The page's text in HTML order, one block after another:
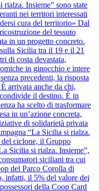
Insieme” sono state
nei territori interessati
cura del territorio» Dal
del tessuto
in un progetto concreto.
Sicilia tra il 19 e il 21
di costa devastata,
in ginocchio e intere
precedenti, la risposta
arrivata anche da chi,
il destino. È in
ha scelto di trasformare
in un’azione concreta,
di solidarietà privata
“La Sicilia si rialza.
del ciclone, il Gruppo
Sicilia si rialza. Insieme”,
siciliani tra cui
del Parco Corolla di
infatti, il 5% del valore dei
della Coop Card